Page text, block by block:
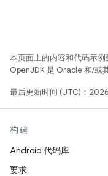
本页面上的内容和代码示例
OpenJDK 是 Oracle 和/或
最后更新时间 (UTC)：
构建
Android 代码库
要求